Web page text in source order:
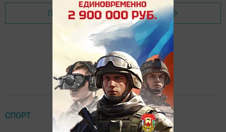
Перейти на страницу новости
СПОРТ